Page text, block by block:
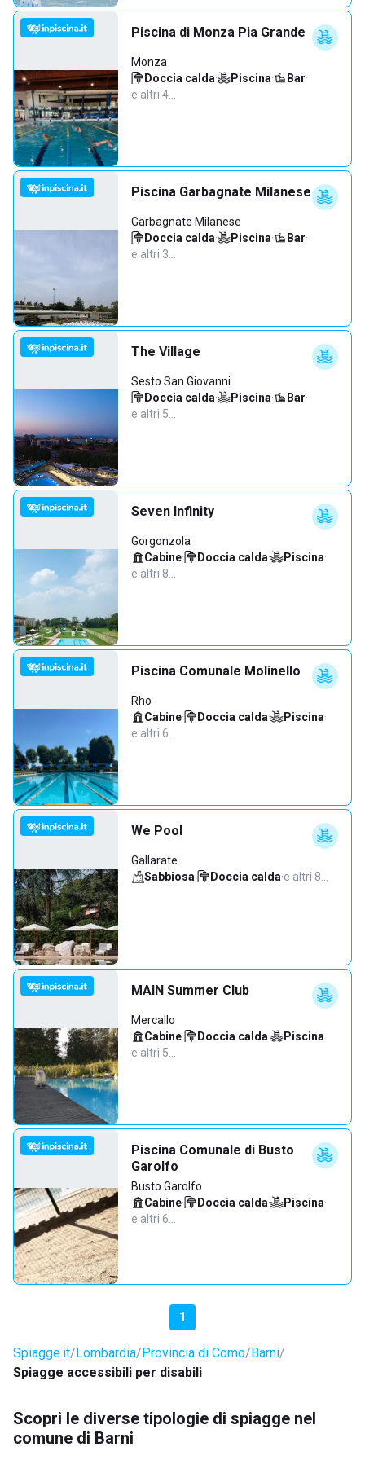
Piscina di Monza Pia Grande
Monza
Doccia calda· Piscina· Bar·
e altri 4…
Piscina Garbagnate Milanese
Garbagnate Milanese
Doccia calda· Piscina· Bar·
e altri 3…
The Village
Sesto San Giovanni
Doccia calda· Piscina· Bar·
e altri 5…
Seven Infinity
Gorgonzola
Cabine· Doccia calda· Piscina·
e altri 8…
Piscina Comunale Molinello
Rho
Cabine· Doccia calda· Piscina·
e altri 6…
We Pool
Gallarate
Sabbiosa· Doccia calda·e altri 8…
MAIN Summer Club
Mercallo
Cabine· Doccia calda· Piscina·
e altri 5…
Piscina Comunale di Busto
Garolfo
Busto Garolfo
Cabine· Doccia calda· Piscina·
e altri 6…
1
Spiagge.it Lombardia Provincia di Como Barni
Spiagge accessibili per disabili
Scopri le diverse tipologie di spiagge nel
comune di Barni